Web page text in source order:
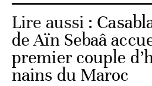
Lire aussi :
de Aïn Sebaâ
premier couple
nains du Maroc